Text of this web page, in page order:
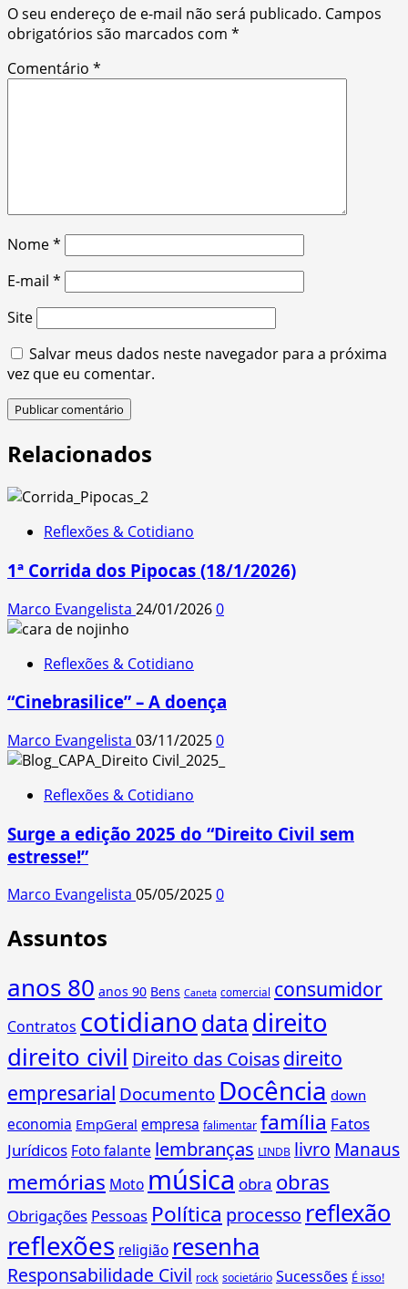
O seu endereço de e-mail não será publicado. Campos
obrigatórios são marcados com *
Comentário *
Nome*
E-mail *
Site
Salvar meus dados neste navegador para a próxima
vez que eu comentar.
Relacionados
Reflexões & Cotidiano
1ª Corrida dos Pipocas (18/1/2026)
Marco Evangelista 24/01/20260
Reflexões & Cotidiano
“Cinebrasilice” – A doença
Marco Evangelista 03/11/20250
Reflexões & Cotidiano
Surge a edição 2025 do “Direito Civil sem
estresse!”
Marco Evangelista 05/05/20250
Assuntos
anos 80 anos 90 Bens Caneta comercial consumidor
Contratos cotidianodata direito
direito civil Direito das Coisasdireito
empresarial Documento Docência down
economia EmpGeral empresa falimentar família Fatos
Jurídicos Foto falante lembranças LINDB livro Manaus
memórias Moto música obra obras
Obrigações Pessoas Política processo reflexão
reflexões religião resenha
Responsabilidade Civil rock societário Sucessões É isso!